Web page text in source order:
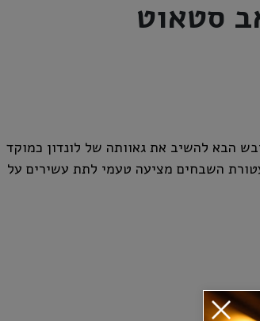
סטאוט
הבא להשיב את גאוותה של לונדון כמוקד
ה-19. הבירה עטורת השבחים מציעה טעמי לתת עשירים על
ורמזים לביסקוויט שרוף. במזיגה מהחבית
והסמיך האופייני לסגנון.